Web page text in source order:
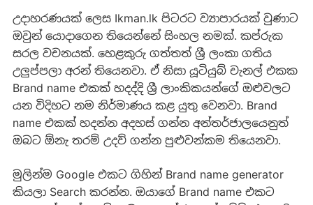
උදාහරණයක් ලෙස Ikman.lk පිටරට ව්‍යාපාරයක් වුණාට
ඔවුන් යොදාගෙන තියෙන්නේ සිංහල නමක්. කප්රුක
සරල වචනයක්. හෙළකුරු ගත්තත් ශ්‍රී ලංකා ගතිය
උලුප්පලා අරන් තියෙනවා. ඒ නිසා යූටියුබ් චැනල් එකක
Brand name එකක් හදද්දි ශ්‍රී ලාංකිකයන්ගේ ඔළුවලට
යන විදිහට නම නිර්මාණය කළ යුතු වෙනවා. Brand
name එකක් හදන්න අදහස් ගන්න අන්තර්ජාලයෙනුත්
ඔබට ඕනැ තරම් උදව් ගන්න පුළුවන්කම තියෙනවා.
මුලින්ම Google එකට ගිහින් Brand name generator
කියලා Search කරන්න. ඔයාගේ Brand name එකට